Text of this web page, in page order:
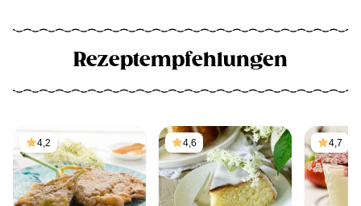
Rezeptempfehlungen
4,2 4,6 4,7